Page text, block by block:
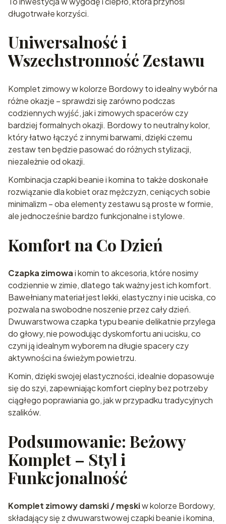
długotrwałe korzyści.
Uniwersalność i
Wszechstronność Zestawu
Komplet zimowy w kolorze Bordowy to idealny wybór na
różne okazje – sprawdzi się zarówno podczas
codziennych wyjść, jak i zimowych spacerów czy
bardziej formalnych okazji. Bordowy to neutralny kolor,
który łatwo łączyć z innymi barwami, dzięki czemu
zestaw ten będzie pasować do różnych stylizacji,
niezależnie od okazji.
Kombinacja czapki beanie i komina to także doskonałe
rozwiązanie dla kobiet oraz mężczyzn, ceniących sobie
minimalizm – oba elementy zestawu są proste w formie,
ale jednocześnie bardzo funkcjonalne i stylowe.
Komfort na Co Dzień
Czapka zimowai komin to akcesoria, które nosimy
codziennie w zimie, dlatego tak ważny jest ich komfort.
Bawełniany materiał jest lekki, elastyczny i nie uciska, co
pozwala na swobodne noszenie przez cały dzień.
Dwuwarstwowa czapka typu beanie delikatnie przylega
do głowy, nie powodując dyskomfortu ani ucisku, co
czyni ją idealnym wyborem na długie spacery czy
aktywności na świeżym powietrzu.
Komin, dzięki swojej elastyczności, idealnie dopasowuje
się do szyi, zapewniając komfort cieplny bez potrzeby
ciągłego poprawiania go, jak w przypadku tradycyjnych
szalików.
Podsumowanie: Beżowy
Komplet – Styl i
Funkcjonalność
Komplet zimowy damski / męskiw kolorze Bordowy,
składający się z dwuwarstwowej czapki beanie i komina,